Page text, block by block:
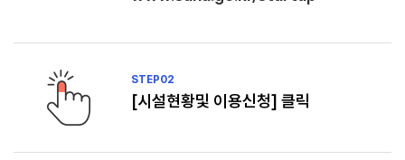
STEP02
[시설현황및 이용신청] 클릭